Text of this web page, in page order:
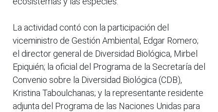
La actividad contó con la participación del
viceministro de Gestión Ambiental, Edgar Romero;
el director general de Diversidad Biológica, Mirbel
Epiquién; la oficial del Programa de la Secretaría del
Convenio sobre la Diversidad Biológica (CDB),
Kristina Taboulchanas; y la representante residente
adjunta del Programa de las Naciones Unidas para